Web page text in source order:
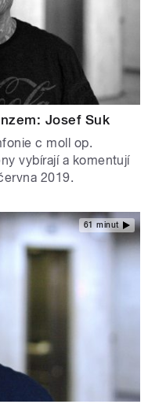
Josef Suk
c moll op.
vybírají a komentují
2019.
61 minut